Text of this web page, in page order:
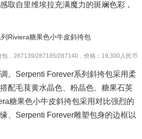
取自里维埃拉充满魔力的斑斓色彩，
，287139/287185/287140，价格：19,300人民币
。Serpenti Forever系列斜挎包采用柔
配毛茛黄水晶色、粉晶色、糖果石英
糖果色小牛皮斜挎包采用对比强烈的
、Serpenti Forever雕塑包身的边框以